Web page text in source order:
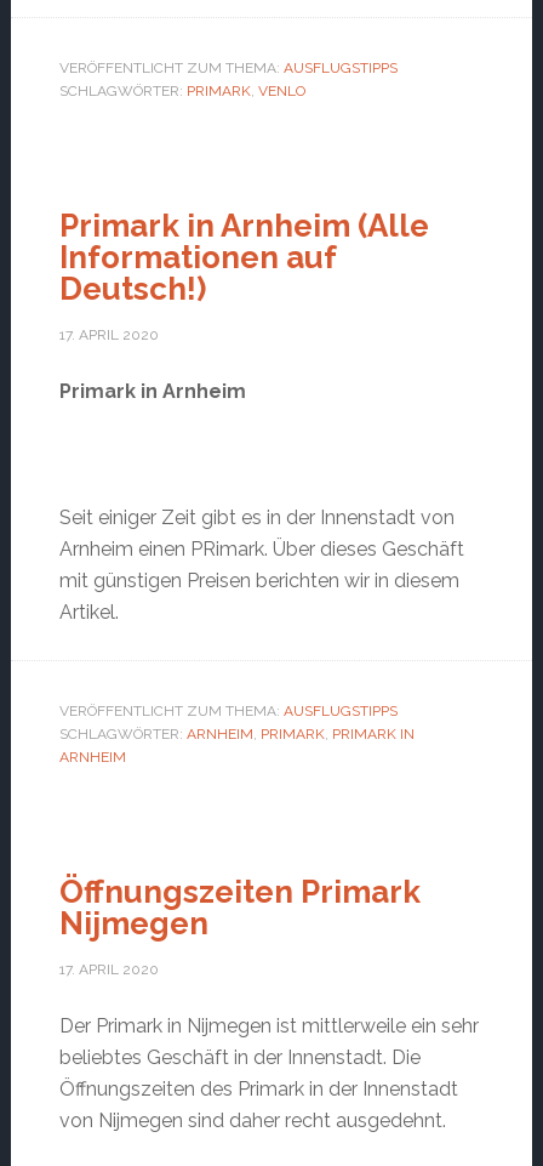
VERÖFFENTLICHT ZUM THEMA: AUSFLUGSTIPPS
SCHLAGWÖRTER: PRIMARK, VENLO
Primark in Arnheim (Alle
Informationen auf
Deutsch!)
17. APRIL 2020
Primark in Arnheim
Seit einiger Zeit gibt es in der Innenstadt von
Arnheim einen PRimark. Über dieses Geschäft
mit günstigen Preisen berichten wir in diesem
Artikel.
VERÖFFENTLICHT ZUM THEMA: AUSFLUGSTIPPS
SCHLAGWÖRTER: ARNHEIM, PRIMARK, PRIMARK IN
ARNHEIM
Öffnungszeiten Primark
Nijmegen
17. APRIL 2020
Der Primark in Nijmegen ist mittlerweile ein sehr
beliebtes Geschäft in der Innenstadt. Die
Öffnungszeiten des Primark in der Innenstadt
von Nijmegen sind daher recht ausgedehnt.